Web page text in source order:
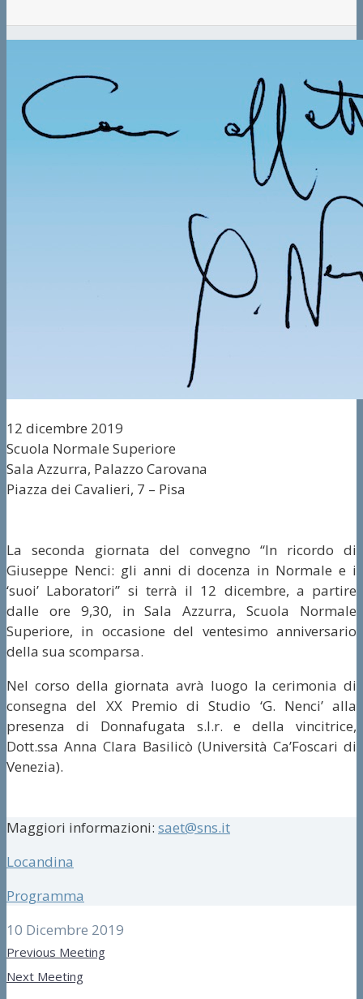
12 dicembre 2019
Scuola Normale Superiore
Sala Azzurra, Palazzo Carovana
Piazza dei Cavalieri, 7 – Pisa
La seconda giornata del convegno “In ricordo di
Giuseppe Nenci: gli anni di docenza in Normale e i
‘suoi’ Laboratori” si terrà il 12 dicembre, a partire
dalle ore 9,30, in Sala Azzurra, Scuola Normale
Superiore, in occasione del ventesimo anniversario
della sua scomparsa.
Nel corso della giornata avrà luogo la cerimonia di
consegna del XX Premio di Studio ‘G. Nenci’ alla
presenza di Donnafugata s.l.r. e della vincitrice,
Dott.ssa Anna Clara Basilicò (Università Ca’Foscari di
Venezia).
Maggiori informazioni: saet@sns.it
Locandina
Programma
10 Dicembre 2019
Previous Meeting
Next Meeting